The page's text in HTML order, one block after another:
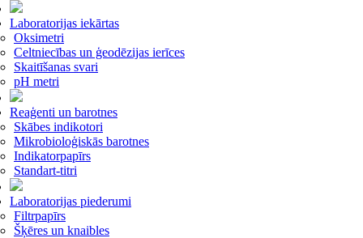
Laboratorijas iekārtas
Oksimetri
Celtniecības un ģeodēzijas ierīces
Skaitīšanas svari
pH metri
Reaģenti un barotnes
Skābes indikotori
Mikrobioloģiskās barotnes
Indikatorpapīrs
Standart-titri
Laboratorijas piederumi
Filtrpapīrs
Šķēres un knaibles